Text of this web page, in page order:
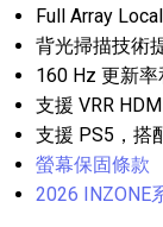
Full Array
背光掃描技術
160 Hz 更新
支援 VRR
支援 PS5，搭
螢幕保固條款
2026 INZONE